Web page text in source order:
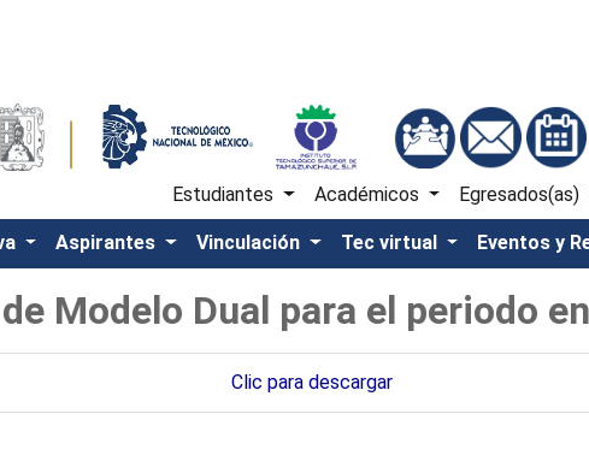
Estudiantes Académicos Egresados(as)
Aspirantes Vinculación Tec virtual Eventos y
Modelo Dual para el periodo
Clic para descargar